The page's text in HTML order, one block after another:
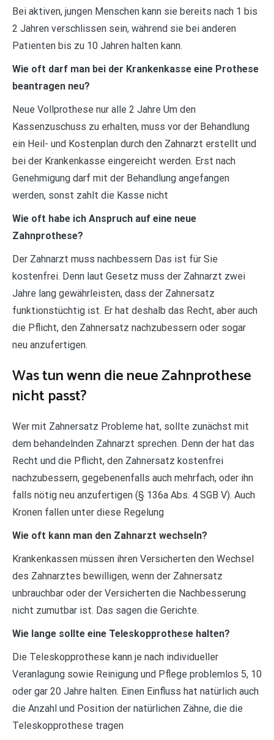
Bei aktiven, jungen Menschen kann sie bereits nach 1 bis
2 Jahren verschlissen sein, während sie bei anderen
Patienten bis zu 10 Jahren halten kann.
Wie oft darf man bei der Krankenkasse eine Prothese
beantragen neu?
Neue Vollprothese nur alle 2 Jahre Um den
Kassenzuschuss zu erhalten, muss vor der Behandlung
ein Heil- und Kostenplan durch den Zahnarzt erstellt und
bei der Krankenkasse eingereicht werden. Erst nach
Genehmigung darf mit der Behandlung angefangen
werden, sonst zahlt die Kasse nicht
Wie oft habe ich Anspruch auf eine neue
Zahnprothese?
Der Zahnarzt muss nachbessern Das ist für Sie
kostenfrei. Denn laut Gesetz muss der Zahnarzt zwei
Jahre lang gewährleisten, dass der Zahnersatz
funktionstüchtig ist. Er hat deshalb das Recht, aber auch
die Pflicht, den Zahnersatz nachzubessern oder sogar
neu anzufertigen.
Was tun wenn die neue Zahnprothese
nicht passt?
Wer mit Zahnersatz Probleme hat, sollte zunächst mit
dem behandelnden Zahnarzt sprechen. Denn der hat das
Recht und die Pflicht, den Zahnersatz kostenfrei
nachzubessern, gegebenenfalls auch mehrfach, oder ihn
falls nötig neu anzufertigen (§ 136a Abs. 4 SGB V). Auch
Kronen fallen unter diese Regelung
Wie oft kann man den Zahnarzt wechseln?
Krankenkassen müssen ihren Versicherten den Wechsel
des Zahnarztes bewilligen, wenn der Zahnersatz
unbrauchbar oder der Versicherten die Nachbesserung
nicht zumutbar ist. Das sagen die Gerichte.
Wie lange sollte eine Teleskopprothese halten?
Die Teleskopprothese kann je nach individueller
Veranlagung sowie Reinigung und Pflege problemlos 5, 10
oder gar 20 Jahre halten. Einen Einfluss hat natürlich auch
die Anzahl und Position der natürlichen Zähne, die die
Teleskopprothese tragen